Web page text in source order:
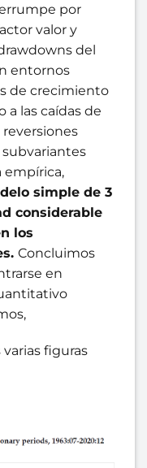
por
valor y
del
entornos
de crecimiento
a las caídas de
reversiones
empírica,
simple de 3
considerable
los
Concluimos
en
figuras